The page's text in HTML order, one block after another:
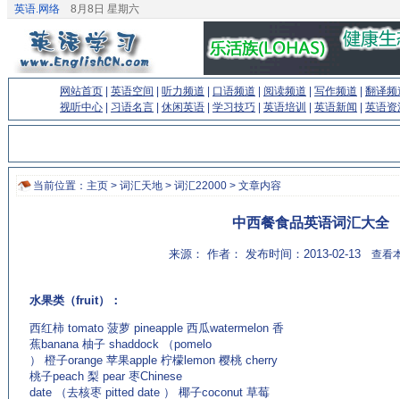
英语.网络 8月8日 星期六
网站首页 英语空间 听力频道 口语频道 阅读频道 写作频道
翻译频
视听中心
习语名言 休闲英语 学习技巧 英语培训 英语新闻 英语资
当前位置： 主页 > 词汇天地 > 词汇22000 > 文章内容
中西餐食品英语词汇大全
来源： 作者： 发布时间：2013-02-13 查看
水果类（fruit）：
西红柿 tomato 菠萝 pineapple 西瓜watermelon 香
蕉banana 柚子 shaddock （pomelo
） 橙子orange 苹果apple 柠檬lemon 樱桃 cherry
桃子peach 梨 pear 枣Chinese
date （去核枣 pitted date ） 椰子coconut 草莓